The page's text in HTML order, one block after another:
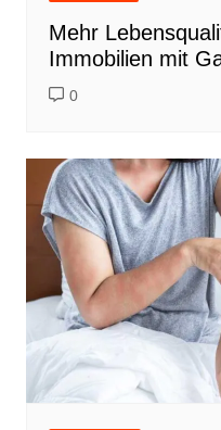
Mehr
Immobilien mit
0